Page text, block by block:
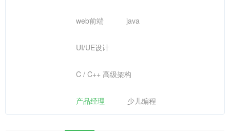
web前端 java
UI/UE设计
C / C++ 高级架构
产品经理 少儿编程